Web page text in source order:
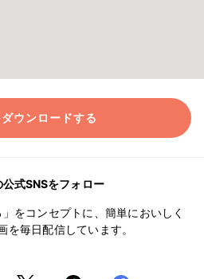
ウンロードする
式SNSをフォロー
をコンセプトに、簡単においしく
を毎日配信しています。